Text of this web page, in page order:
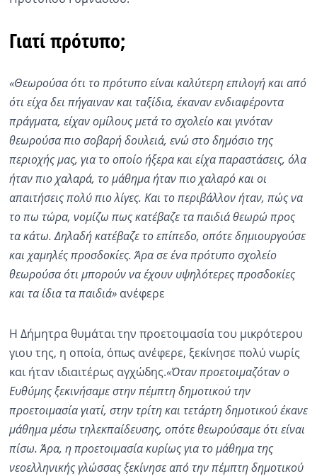
Γιατί πρότυπο;
«Θεωρούσα ότι το πρότυπο είναι καλύτερη επιλογή και από
ότι είχα δει πήγαιναν και ταξίδια, έκαναν ενδιαφέροντα
πράγματα, είχαν ομίλους μετά το σχολείο και γινόταν
θεωρούσα πιο σοβαρή δουλειά, ενώ στο δημόσιο της
περιοχής μας, για το οποίο ήξερα και είχα παραστάσεις, όλα
ήταν πιο χαλαρά, το μάθημα ήταν πιο χαλαρό και οι
απαιτήσεις πολύ πιο λίγες. Και το περιβάλλον ήταν, πώς να
το πω τώρα, νομίζω πως κατέβαζε τα παιδιά θεωρώ προς
τα κάτω. Δηλαδή κατέβαζε το επίπεδο, οπότε δημιουργούσε
και χαμηλές προσδοκίες. Άρα σε ένα πρότυπο σχολείο
θεωρούσα ότι μπορούν να έχουν υψηλότερες προσδοκίες
και τα ίδια τα παιδιά»ανέφερε
Η Δήμητρα θυμάται την προετοιμασία του μικρότερου
γιου της, η οποία, όπως ανέφερε, ξεκίνησε πολύ νωρίς
και ήταν ιδιαιτέρως αγχώδης.«Όταν προετοιμαζόταν ο
Ευθύμης ξεκινήσαμε στην πέμπτη δημοτικού την
προετοιμασία γιατί, στην τρίτη και τετάρτη δημοτικού έκανε
μάθημα μέσω τηλεκπαίδευσης, οπότε θεωρούσαμε ότι είναι
πίσω. Άρα, η προετοιμασία κυρίως για το μάθημα της
νεοελληνικής γλώσσας ξεκίνησε από την πέμπτη δημοτικού